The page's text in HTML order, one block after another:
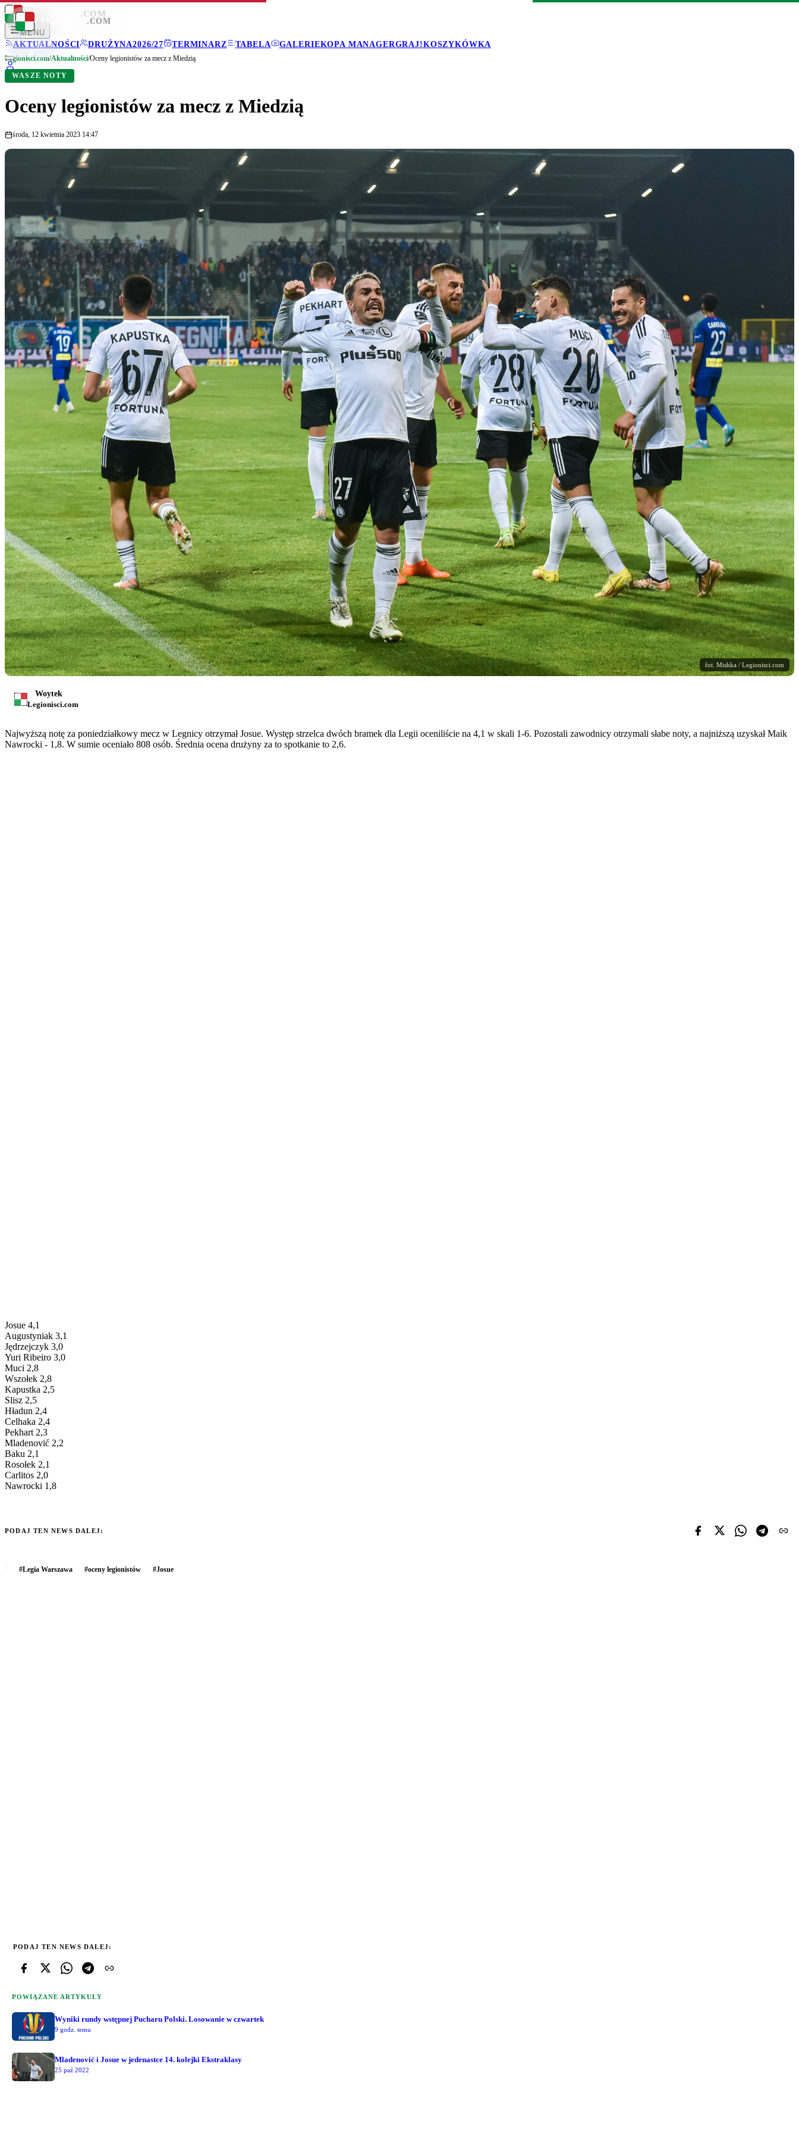
LEGIONISCI .COM
MENU
AKTUALNOŚCI
DRUŻYNA2026/27 TERMINARZ TABELA GALERIEKOPA MANAGERGRAJ!KOSZYKÓWKA
LEGIONISCI .COM
Legionisci.com/Aktualności/Oceny legionistów za mecz z Miedzią
WASZE NOTY
Oceny legionistów za mecz z Miedzią
środa, 12 kwietnia 2023 14:47
fot. Mishka / Legionisci.com
Woytek
Legionisci.com
Najwyższą notę za poniedziałkowy mecz w Legnicy otrzymał Josue. Występ strzelca dwóch bramek dla Legii oceniliście na 4,1 w skali 1-6. Pozostali zawodnicy otrzymali słabe noty, a najniższą uzyskał Maik
Nawrocki - 1,8. W sumie oceniało 808 osób. Średnia ocena drużyny za to spotkanie to 2,6.
Josue 4,1
Augustyniak 3,1
Jędrzejczyk 3,0
Yuri Ribeiro 3,0
Muci 2,8
Wszołek 2,8
Kapustka 2,5
Slisz 2,5
Hładun 2,4
Celhaka 2,4
Pekhart 2,3
Mladenović 2,2
Baku 2,1
Rosołek 2,1
Carlitos 2,0
Nawrocki 1,8
PODAJ TEN NEWS DALEJ:
#Legia Warszawa #oceny legionistów #Josue
PODAJ TEN NEWS DALEJ:
POWIĄZANE ARTYKUŁY
Wyniki rundy wstępnej Pucharu Polski. Losowanie w czwartek
9 godz. temu
Mladenović i Josue w jedenastce 14. kolejki Ekstraklasy
25 paź 2022